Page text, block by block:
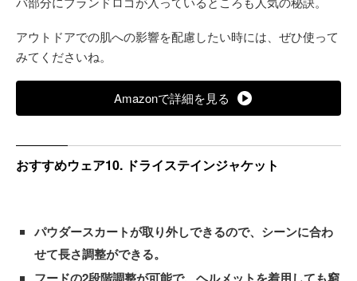
アウトドアでの肌への影響を配慮したい時には、ぜひ使って
みてくださいね。
Amazonで詳細を見る
おすすめウェア10. ドライステインジャケット
パウダースカートが取り外しできるので、シーンに合わ
せて長さ調整ができる。